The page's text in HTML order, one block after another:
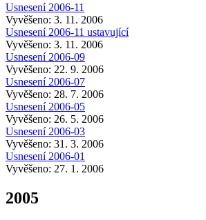
Usnesení 2006-11
Vyvěšeno: 3. 11. 2006
Usnesení 2006-11 ustavující
Vyvěšeno: 3. 11. 2006
Usnesení 2006-09
Vyvěšeno: 22. 9. 2006
Usnesení 2006-07
Vyvěšeno: 28. 7. 2006
Usnesení 2006-05
Vyvěšeno: 26. 5. 2006
Usnesení 2006-03
Vyvěšeno: 31. 3. 2006
Usnesení 2006-01
Vyvěšeno: 27. 1. 2006
2005